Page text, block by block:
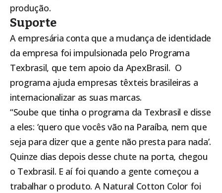
produção.
Suporte
A empresária conta que a mudança de identidade
da empresa foi impulsionada pelo Programa
Texbrasil, que tem apoio da ApexBrasil. O
programa ajuda empresas têxteis brasileiras a
internacionalizar as suas marcas.
“Soube que tinha o programa da Texbrasil e disse
a eles: ‘quero que vocês vão na Paraíba, nem que
seja para dizer que a gente não presta para nada’.
Quinze dias depois desse chute na porta, chegou
o Texbrasil. E aí foi quando a gente começou a
trabalhar o produto. A Natural Cotton Color foi